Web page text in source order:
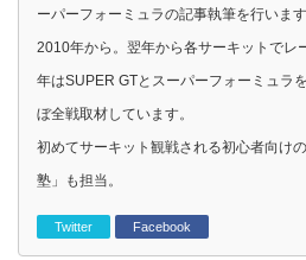
ーパーフォーミュラの記事執筆を行いま
2010年から。翌年から各サーキットでレ
年はSUPER GTとスーパーフォーミュラ
ぼ全戦取材しています。
初めてサーキット観戦される初心者向け
塾」も担当。
Twitter Facebook